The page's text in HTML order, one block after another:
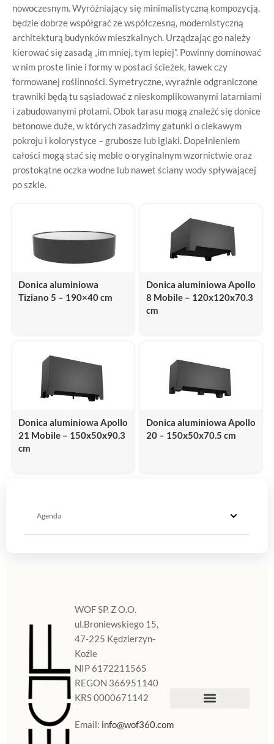
nowoczesnym. Wyróżniający się minimalistyczną kompozycją,
będzie dobrze współgrać ze współczesną, modernistyczną
architekturą budynków mieszkalnych. Urządzając go należy
kierować się zasadą „im mniej, tym lepiej”. Powinny dominować
w nim proste linie i formy w postaci ścieżek, ławek czy
formowanej roślinności. Symetryczne, wyraźnie odgraniczone
trawniki będą tu sąsiadować z nieskomplikowanymi latarniami
i zabudowanymi płotami. Obok tarasu mogą znaleźć się donice
betonowe duże, w których zasadzimy gatunki o ciekawym
pokroju i kolorystyce – grubosze lub iglaki. Dopełnieniem
całości mogą stać się meble o oryginalnym wzornictwie oraz
prostokątne oczka wodne lub nawet ściany wody spływającej
po szkle.
Donica aluminiowa
Tiziano 5 – 190×40 cm
Donica aluminiowa Apollo
8 Mobile – 120x120x70.3
cm
Donica aluminiowa Apollo
21 Mobile – 150x50x90.3
cm
Donica aluminiowa Apollo
20 – 150x50x70.5 cm
Agenda
WOF SP. Z O.O.
ul.Broniewskiego 15,
47-225 Kędzierzyn-
Koźle
NIP 6172211565
REGON 366951140
KRS 0000671142
Email: info@wof360.com